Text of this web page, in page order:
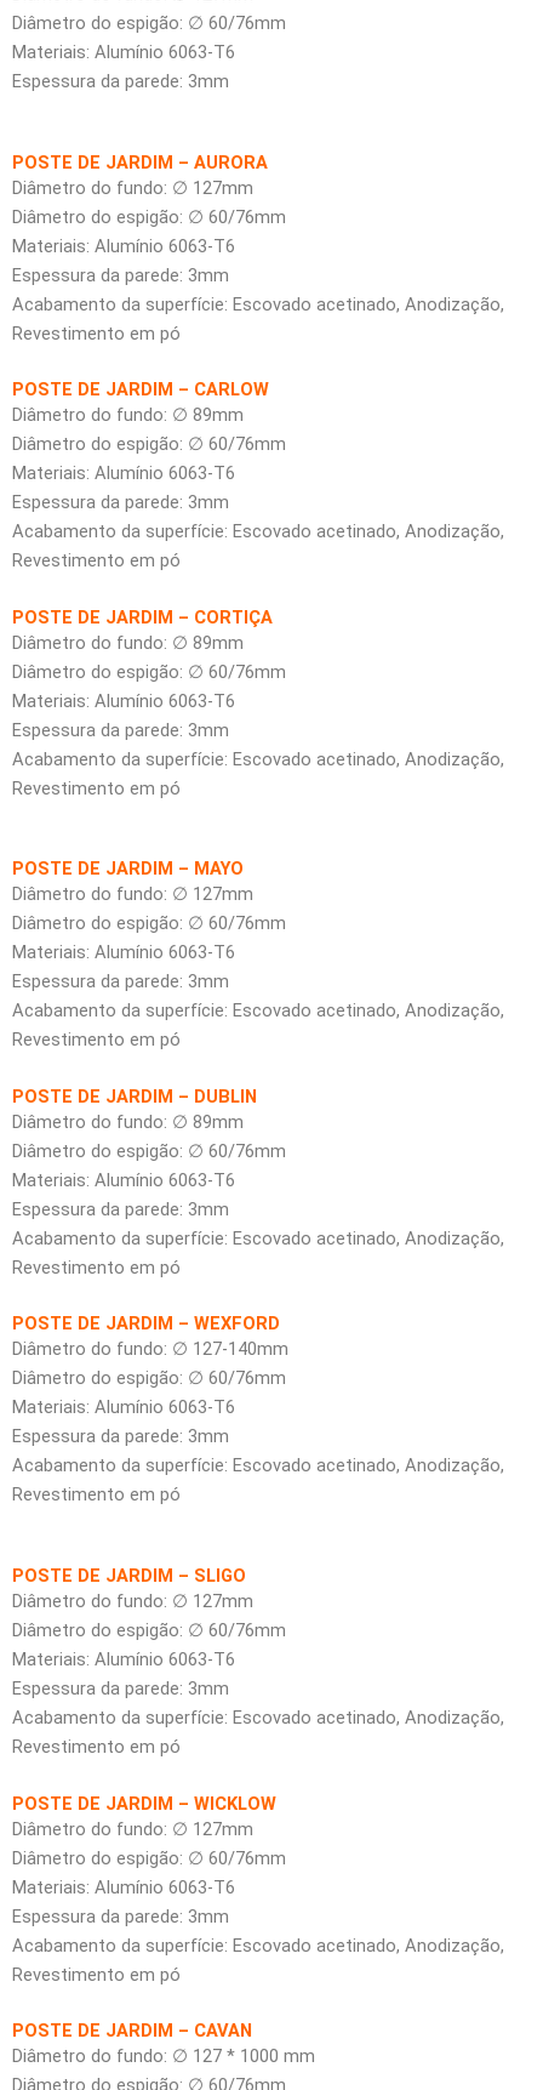
Diâmetro do espigão: ∅ 60/76mm
Materiais: Alumínio 6063-T6
Espessura da parede: 3mm
POSTE DE JARDIM – AURORA
Diâmetro do fundo: ∅ 127mm
Diâmetro do espigão: ∅ 60/76mm
Materiais: Alumínio 6063-T6
Espessura da parede: 3mm
Acabamento da superfície: Escovado acetinado, Anodização,
Revestimento em pó
POSTE DE JARDIM – CARLOW
Diâmetro do fundo: ∅ 89mm
Diâmetro do espigão: ∅ 60/76mm
Materiais: Alumínio 6063-T6
Espessura da parede: 3mm
Acabamento da superfície: Escovado acetinado, Anodização,
Revestimento em pó
POSTE DE JARDIM – CORTIÇA
Diâmetro do fundo: ∅ 89mm
Diâmetro do espigão: ∅ 60/76mm
Materiais: Alumínio 6063-T6
Espessura da parede: 3mm
Acabamento da superfície: Escovado acetinado, Anodização,
Revestimento em pó
POSTE DE JARDIM – MAYO
Diâmetro do fundo: ∅ 127mm
Diâmetro do espigão: ∅ 60/76mm
Materiais: Alumínio 6063-T6
Espessura da parede: 3mm
Acabamento da superfície: Escovado acetinado, Anodização,
Revestimento em pó
POSTE DE JARDIM – DUBLIN
Diâmetro do fundo: ∅ 89mm
Diâmetro do espigão: ∅ 60/76mm
Materiais: Alumínio 6063-T6
Espessura da parede: 3mm
Acabamento da superfície: Escovado acetinado, Anodização,
Revestimento em pó
POSTE DE JARDIM – WEXFORD
Diâmetro do fundo: ∅ 127-140mm
Diâmetro do espigão: ∅ 60/76mm
Materiais: Alumínio 6063-T6
Espessura da parede: 3mm
Acabamento da superfície: Escovado acetinado, Anodização,
Revestimento em pó
POSTE DE JARDIM – SLIGO
Diâmetro do fundo: ∅ 127mm
Diâmetro do espigão: ∅ 60/76mm
Materiais: Alumínio 6063-T6
Espessura da parede: 3mm
Acabamento da superfície: Escovado acetinado, Anodização,
Revestimento em pó
POSTE DE JARDIM – WICKLOW
Diâmetro do fundo: ∅ 127mm
Diâmetro do espigão: ∅ 60/76mm
Materiais: Alumínio 6063-T6
Espessura da parede: 3mm
Acabamento da superfície: Escovado acetinado, Anodização,
Revestimento em pó
POSTE DE JARDIM – CAVAN
Diâmetro do fundo: ∅ 127 * 1000 mm
Diâmetro do espigão: ∅ 60/76mm